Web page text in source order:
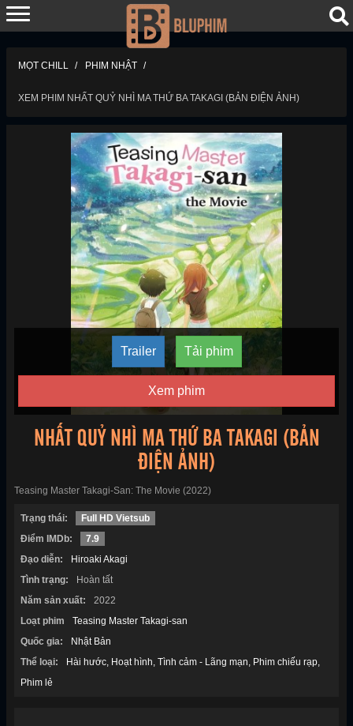
MỌT CHILL PHIM NHẬT
XEM PHIM NHẤT QUỶ NHÌ MA THỨ BA TAKAGI (BẢN ĐIỆN ẢNH)
Trailer Tải phim
Xem phim
NHẤT QUỶ NHÌ MA THỨ BA TAKAGI (BẢN
ĐIỆN ẢNH)
Teasing Master Takagi-San: The Movie (2022)
Trạng thái:
Full HD Vietsub
Điểm IMDb:
7.9
Đạo diễn:
Hiroaki Akagi
Tình trạng:
Hoàn tất
Năm sản xuất:
2022
Loạt phim
Teasing Master Takagi-san
Quốc gia:
Nhật Bản
Thể loại:
Hài hước Hoạt hình Tình cảm - Lãng mạn
Phim chiếu rạp
Phim lẻ